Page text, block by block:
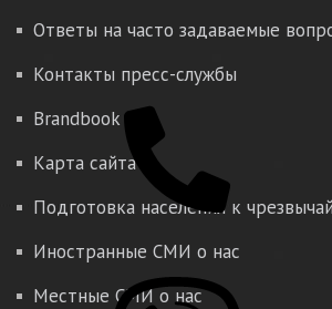
Ответы на часто задаваемые
Контакты пресс-службы
Brandbook
Карта сайта
Подготовка населения к
Иностранные СМИ о нас
Местные СМИ о нас